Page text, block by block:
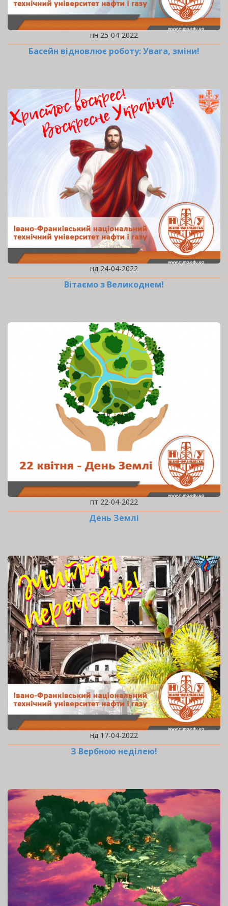
пн 25-04-2022
Басейн відновлює роботу: Увага, зміни!
нд 24-04-2022
Вітаємо з Великоднем!
пт 22-04-2022
День Землі
нд 17-04-2022
З Вербною неділею!